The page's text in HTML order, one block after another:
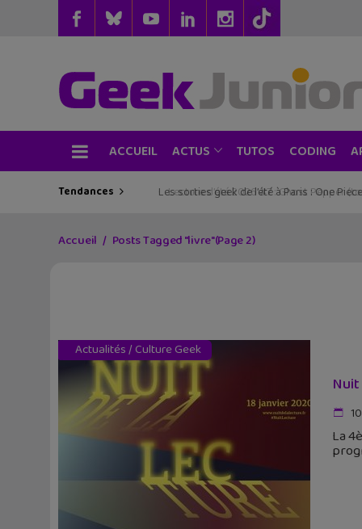
ACCUEIL ACTUS TUTOS CODING
Tendances Les sorties geek de l’été à Paris : One
Accueil Posts Tagged "livre"(Page 2)
Actualités/ Culture Geek
La